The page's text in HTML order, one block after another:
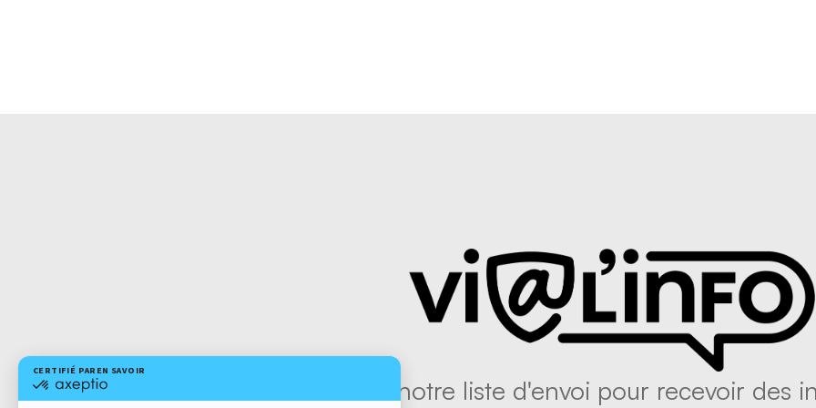
Abonnez-vous à notre liste d'envoi pour recevoir des